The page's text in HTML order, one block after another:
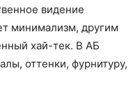
видение
минимализм, другим
хай-тек. В АБ
оттенки, фурнитуру,